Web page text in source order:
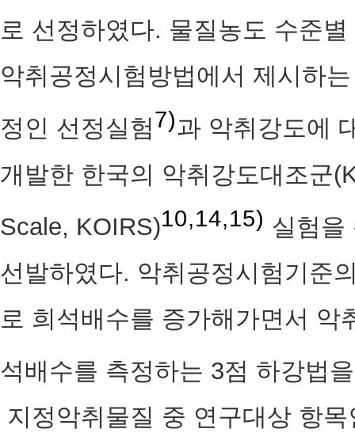
로 선정하였다. 물질농도 수준
악취공정시험방법에서 제시하
정인 선정실험7)과 악취강도에
개발한 한국의 악취강도대조군
Scale, KOIRS)10,14,15) 실험을
선발하였다. 악취공정시험기준
로 희석배수를 증가해가면서
석배수를 측정하는 3점 하강법
지정악취물질 중 연구대상 항